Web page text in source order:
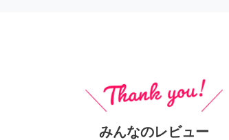
みんなのレビュー